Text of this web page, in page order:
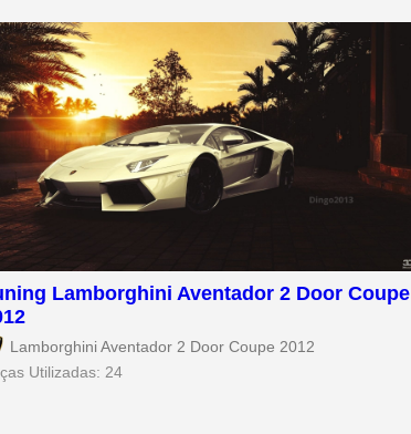
Lamborghini Aventador 2 Door Coupe
Lamborghini Aventador 2 Door Coupe 2012
Utilizadas: 24